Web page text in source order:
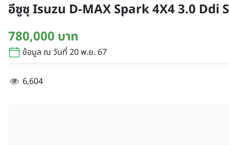
อีซูซุ Isuzu D-MAX Spark 4X4 3.0 Ddi
780,000 บาท
ข้อมูล ณ วันที่ 20 พ.ย. 67
6,604